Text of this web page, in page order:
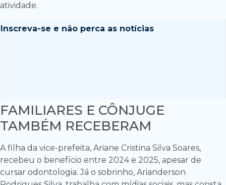
atividade.
Inscreva-se e não perca as notícias
FAMILIARES E CÔNJUGE
TAMBÉM RECEBERAM
A filha da vice-prefeita, Ariane Cristina Silva Soares,
recebeu o benefício entre 2024 e 2025, apesar de
cursar odontologia. Já o sobrinho, Arianderson